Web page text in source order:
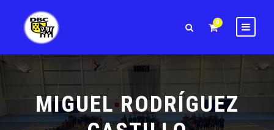
0
MIGUEL RODRÍGUEZ